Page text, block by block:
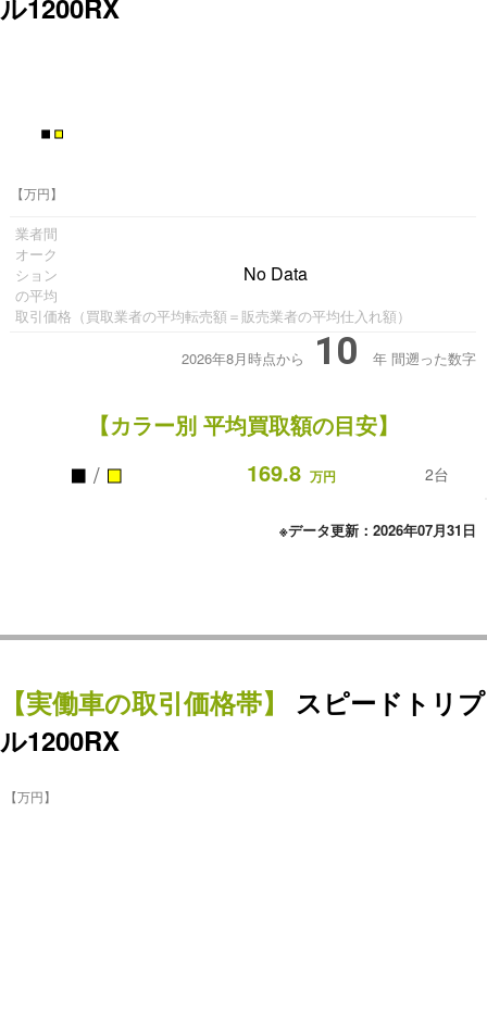
ル1200RX
■ ■
No Data
【万円】
業者間
オーク
ション
の平均
取引価格（買取業者の平均転売額＝販売業者の平均仕入れ額）
2026年8月時点から 10 年 間遡った数字
【カラー別 平均買取額の目安】
■ / ■ 169.8 万円 2台
※データ更新：2026年07月31日
【実働車の取引価格帯】
スピードトリプ
ル1200RX
【万円】